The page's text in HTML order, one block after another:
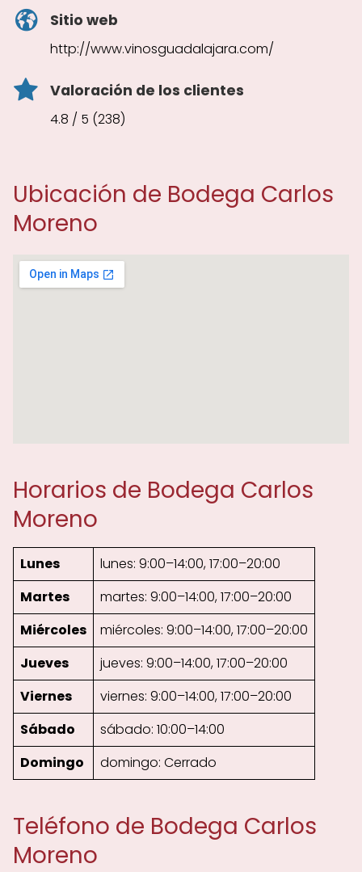
Sitio web
http://www.vinosguadalajara.com/
Valoración de los clientes
4.8 / 5 (238)
Ubicación de Bodega Carlos
Moreno
Horarios de Bodega Carlos
Moreno
Lunes
lunes: 9:00–14:00, 17:00–20:00
Martes
martes: 9:00–14:00, 17:00–20:00
Miércoles
miércoles: 9:00–14:00, 17:00–20:00
Jueves
jueves: 9:00–14:00, 17:00–20:00
Viernes
viernes: 9:00–14:00, 17:00–20:00
Sábado
sábado: 10:00–14:00
Domingo
domingo: Cerrado
Teléfono de Bodega Carlos
Moreno